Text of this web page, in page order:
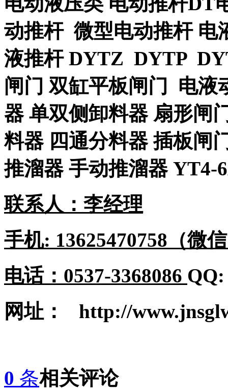
动推杆 微型电动推杆 电
液推杆 DYTZ DYTP
闸门 双缸平板闸门
电液
器 单双侧卸料器 扇形闸
料器 四通分料器 插板闸
推溜器 手动推溜器 YT4-
联系人： 李经理
手机: 13625470758 （微
电话： 0537-3368086
网址：
http://
0 条相关评论